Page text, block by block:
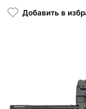
Добавить в